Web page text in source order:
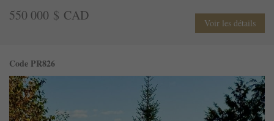
550 000 $ CAD Voir les détails
Code PR826